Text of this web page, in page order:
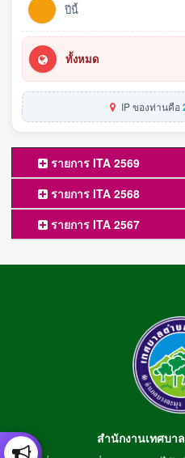
ปีนี้
ทั้งหมด
IP ของท่านคือ
รายการ ITA 2569
รายการ ITA 2568
รายการ ITA 2567
สำนักงานเทศบา